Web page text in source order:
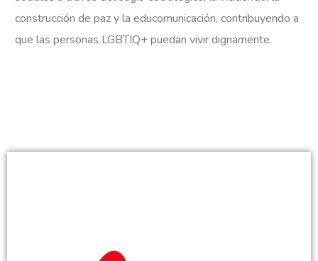
construcción de paz y la educomunicación, contribuyendo a
que las personas LGBTIQ+ puedan vivir dignamente.